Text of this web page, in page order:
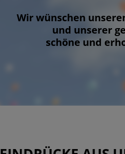
Wir wünschen
und unserer
schöne und